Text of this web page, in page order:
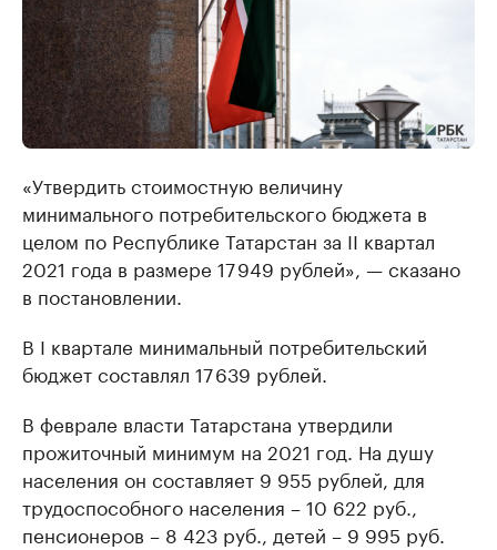
«Утвердить стоимостную величину
минимального потребительского бюджета в
целом по Республике Татарстан за II квартал
2021 года в размере 17 949 рублей», — сказано
в постановлении.
В I квартале минимальный потребительский
бюджет составлял 17 639 рублей.
В феврале власти Татарстана утвердили
прожиточный минимум на 2021 год. На душу
населения он составляет 9 955 рублей, для
трудоспособного населения – 10 622 руб.,
пенсионеров – 8 423 руб., детей – 9 995 руб.